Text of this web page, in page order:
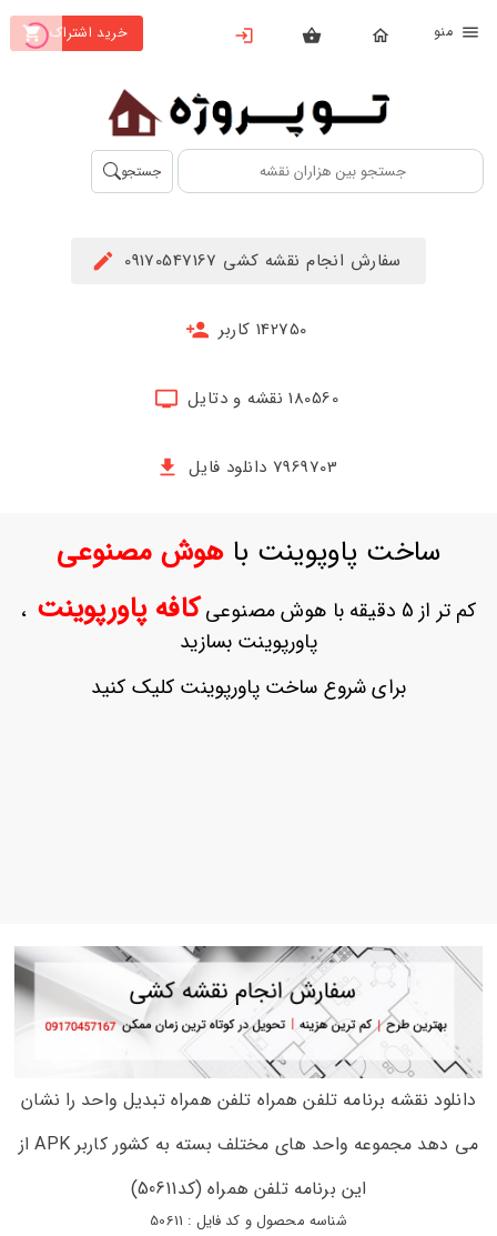
خرید اشتراک
بستن
محصولات
تهیه
اشتراک
حساب
ثبت
بازیابی
جستجو
سفارش انجام نقشه کشی 09170547167
142750 کاربر
180560 نقشه و دتایل
7969703 دانلود فایل
ساخت پاوپوینت باهوش مصنوعی
کم تر از 5 دقیقه با هوش مصنوعی کافه پاورپوینت ،
پاورپوینت بسازید
برای شروع ساخت پاورپوینت کلیک کنید
دانلود نقشه برنامه تلفن همراه تلفن همراه تبدیل واحد را نشان
می دهد مجموعه واحد های مختلف بسته به کشور کاربر APK از
این برنامه تلفن همراه (کد50611)
شناسه محصول و کد فایل : 50611